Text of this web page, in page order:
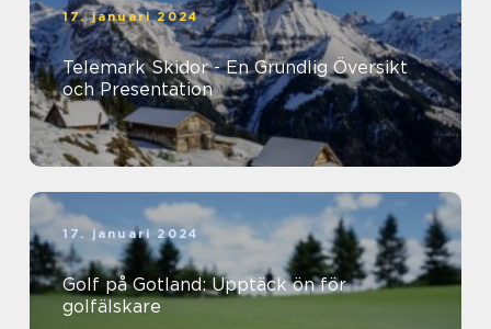
17. januari 2024
Telemark Skidor - En Grundlig Översikt
och Presentation
17. januari 2024
Golf på Gotland: Upptäck ön för
golfälskare